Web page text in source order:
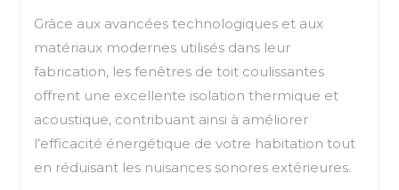
Grâce aux avancées technologiques et aux
matériaux modernes utilisés dans leur
fabrication, les fenêtres de toit coulissantes
offrent une excellente isolation thermique et
acoustique, contribuant ainsi à améliorer
l’efficacité énergétique de votre habitation tout
en réduisant les nuisances sonores extérieures.